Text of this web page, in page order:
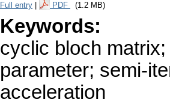
Full entry PDF (1.2 MB)
Keywords:
cyclic bloch
parameter; semi-
acceleration